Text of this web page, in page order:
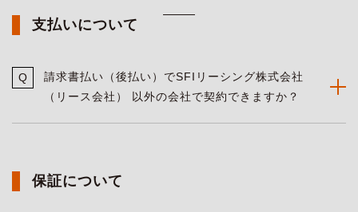
支払いについて
請求書払い（後払い）でSFIリーシング株式会社
（リース会社） 以外の会社で契約できますか？
保証について